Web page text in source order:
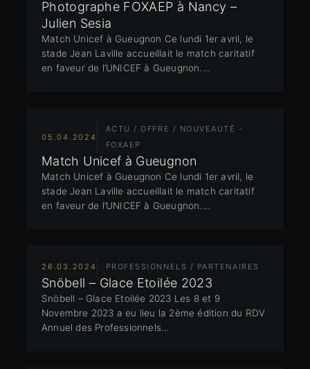
Photographe FOXAEP à Nancy –
Julien Sesia
Match Unicef à Gueugnon Ce lundi 1er avril, le
stade Jean Laville accueillait le match caritatif
en faveur de l’UNICEF à Gueugnon.…
05.04.2024
ACTU / OFFRE / NOUVEAUTÉ -
FOXAEP
Match Unicef à Gueugnon
Match Unicef à Gueugnon Ce lundi 1er avril, le
stade Jean Laville accueillait le match caritatif
en faveur de l’UNICEF à Gueugnon.…
26.03.2024 PROFESSIONNELS / PARTENAIRES
Snöbell – Glace Etoilée 2023
Snöbell – Glace Etoilée 2023 Les 8 et 9
Novembre 2023 a eu lieu la 2ème édition du RDV
Annuel des Professionnels…